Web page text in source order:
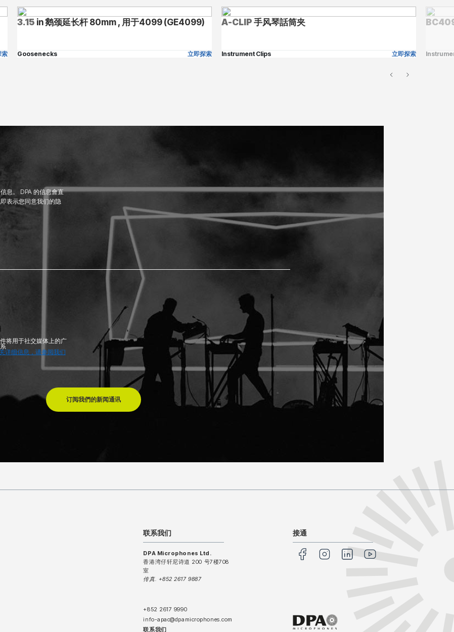
索
3.15 in 鹅颈延长杆 80mm , 用于4099 (GE4099)
Goosenecks 立即探索
A-CLIP手风琴話筒夹
Instrument Clips 立即探索
息。 DPA 的信息會直
表示您同意我们的隐
将用于社交媒体上的广
详细信息，请参阅我们
订阅我們的新闻通讯
联系我们
DPA Microphones Ltd.
香港湾仔轩尼诗道 200 号7楼708
室
传真. +852 2617 9887
+852 2617 9990
info-apac@dpamicrophones.com
联系我们
接通